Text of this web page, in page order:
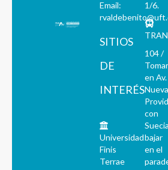
Email:
SITIOS
DE
INTERÉS
Universidad
Finis
Terrae
1/6.
104 /
Tomar
en Av.
Nueva
con
bajar
en el